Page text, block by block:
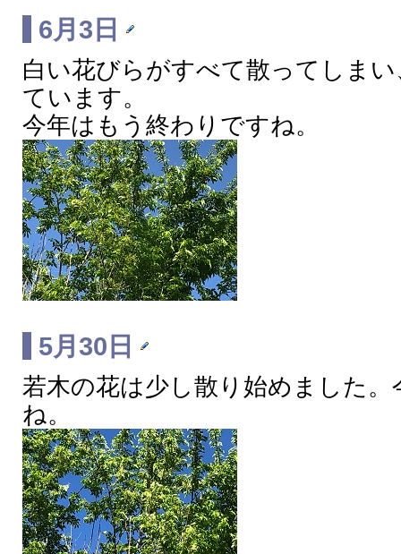
6月3日
白い花びらがすべて散ってしま
ています。
今年はもう終わりですね。
5月30日
若木の花は少し散り始めました
ね。